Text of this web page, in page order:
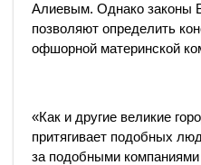
Алиевым. Однако законы
позволяют определить
офшорной материнской
«Как и другие великие
притягивает подобных
за подобными